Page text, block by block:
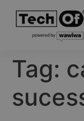
Tag: